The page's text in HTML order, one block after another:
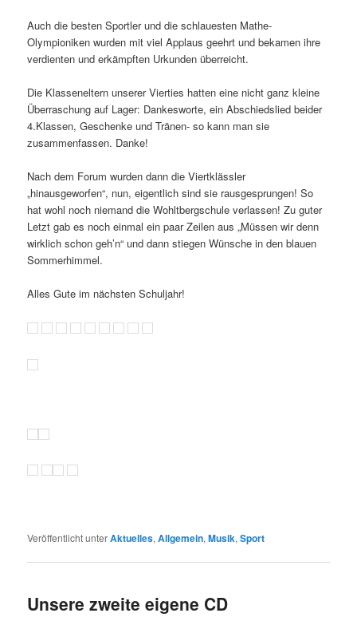
Auch die besten Sportler und die schlauesten Mathe-
Olympioniken wurden mit viel Applaus geehrt und bekamen ihre
verdienten und erkämpften Urkunden überreicht.
Die Klasseneltern unserer Vierties hatten eine nicht ganz kleine
Überraschung auf Lager: Dankesworte, ein Abschiedslied beider
4.Klassen, Geschenke und Tränen- so kann man sie
zusammenfassen. Danke!
Nach dem Forum wurden dann die Viertklässler
„hinausgeworfen“, nun, eigentlich sind sie rausgesprungen! So
hat wohl noch niemand die Wohltbergschule verlassen! Zu guter
Letzt gab es noch einmal ein paar Zeilen aus „Müssen wir denn
wirklich schon geh’n“ und dann stiegen Wünsche in den blauen
Sommerhimmel.
Alles Gute im nächsten Schuljahr!
Veröffentlicht unterAktuelles,Allgemein,Musik,Sport
Unsere zweite eigene CD